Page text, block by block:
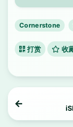
Cornerstone
打赏 收